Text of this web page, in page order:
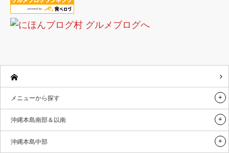
メニューから探す
沖縄本島南部＆以南
沖縄本島中部